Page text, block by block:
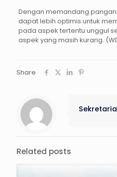
Dengan memandang
dapat lebih optimis untuk
pada aspek tertentu unggul
aspek yang masih kurang.
Share
Related posts